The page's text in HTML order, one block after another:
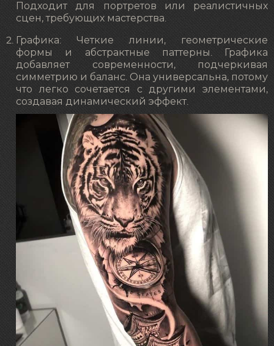
Подходит для портретов или реалистичных
сцен, требующих мастерства.
Графика: Четкие линии, геометрические
формы и абстрактные паттерны. Графика
добавляет современности, подчеркивая
симметрию и баланс. Она универсальна, потому
что легко сочетается с другими элементами,
создавая динамический эффект.